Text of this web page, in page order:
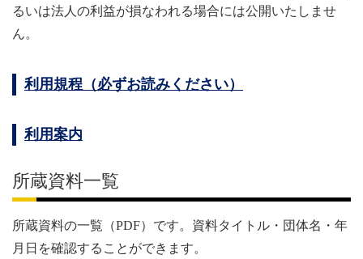
るいは法人の利益が損なわれる場合には公開いたしませ
ん。
利用規程（必ずお読みください）
利用案内
所蔵資料一覧
所蔵資料の一覧（PDF）です。資料タイトル・団体名・年
月日を確認することができます。